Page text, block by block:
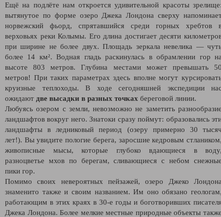
Ещё на подлёте нам откроется удивительной красоты
вытянутое по форме озеро Джека Лондона сверху
норвежский фьорд, спрятавшийся среди горных хребтов
верховьях реки Колымы. Его длина достигает десяти
при ширине не более двух. Площадь зеркала невелика —
более 14 км². Водная гладь раскинулась в обрамлении гор
высоте 803 метров. Глубина местами может превышать
метров! При таких параметрах здесь вполне могут
круизные теплоходы. В ходе сегодняшней экспедиции
ожидают две высадки в разных точках береговой линии.
Любуясь озером с земли, невозможно не заметить
ландшафтов вокруг него. Знатоки сразу поймут: образовались
ландшафты в ледниковый период (озеру примерно 30
лет!). Вы увидите пологие берега, заросшие кедровым
живописные мысы, которые глубоко вдающиеся в
разноцветье мхов по берегам, сливающиеся с небом
пики гор.
Помимо своих невероятных пейзажей, озеро Джеко
знаменито также и своим названием. Им оно обязано
работающим в этих краях в 30-е годы и боготворивших
Джека Лондона. Более мелкие местные природные объекты